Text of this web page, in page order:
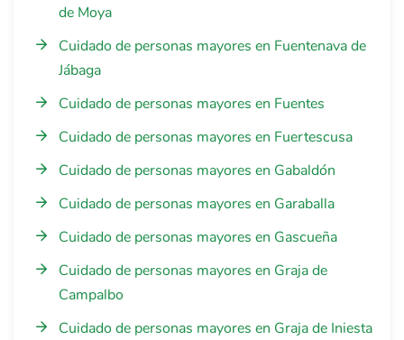
de Moya
Cuidado de personas mayores en Fuentenava de
Jábaga
Cuidado de personas mayores en Fuentes
Cuidado de personas mayores en Fuertescusa
Cuidado de personas mayores en Gabaldón
Cuidado de personas mayores en Garaballa
Cuidado de personas mayores en Gascueña
Cuidado de personas mayores en Graja de
Campalbo
Cuidado de personas mayores en Graja de Iniesta